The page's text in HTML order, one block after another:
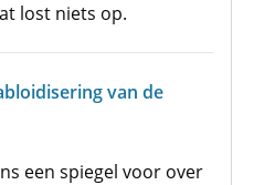
lost niets op.
van de
een spiegel voor over